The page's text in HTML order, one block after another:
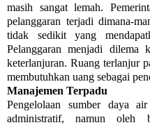
masih sangat lemah.
pelanggaran terjadi dimana-
tidak sedikit yang
Pelanggaran menjadi dilema
keterlanjuran. Ruang terlanjur
membutuhkan uang sebagai
Manajemen Terpadu
Pengelolaan sumber daya
administratif, namun oleh